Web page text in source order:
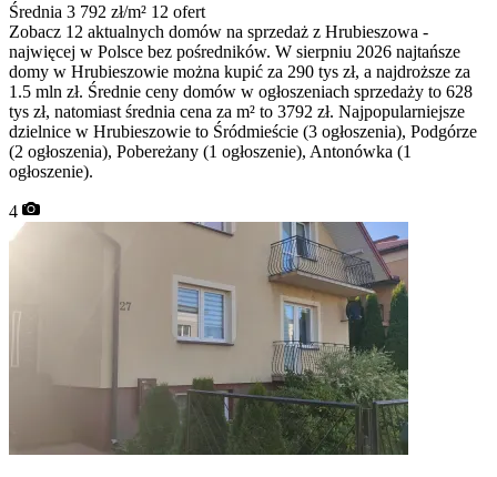
Średnia 3 792 zł/m² 12 ofert
Zobacz 12 aktualnych domów na sprzedaż z Hrubieszowa -
najwięcej w Polsce bez pośredników. W sierpniu 2026 najtańsze
domy w Hrubieszowie można kupić za 290 tys zł, a najdroższe za
1.5 mln zł. Średnie ceny domów w ogłoszeniach sprzedaży to 628
tys zł, natomiast średnia cena za m² to 3792 zł. Najpopularniejsze
dzielnice w Hrubieszowie to Śródmieście (3 ogłoszenia), Podgórze
(2 ogłoszenia), Pobereżany (1 ogłoszenie), Antonówka (1
ogłoszenie).
4